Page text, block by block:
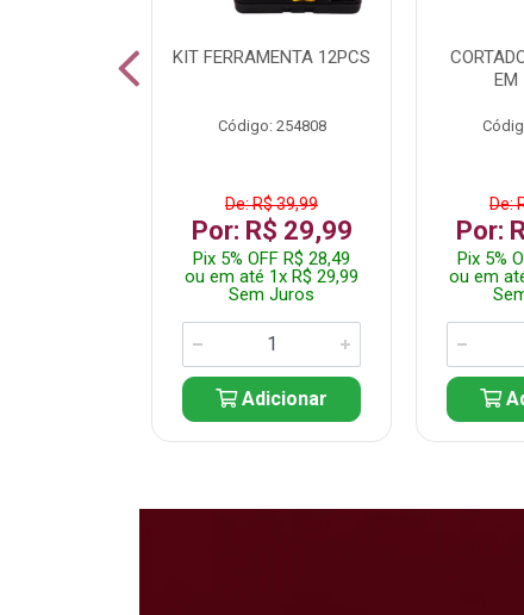
KIT FERRAMENTA 12PCS
Código: 254808
De: R$ 39,99
Por: R$ 29,99
Pix 5% OFF R$ 28,49
ou em até 1x R$ 29,99
Sem Juros
Adicionar
EM
De:
Por:
Pix 5%
ou em